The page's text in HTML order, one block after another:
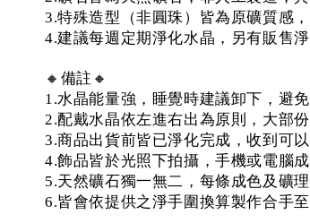
3.特殊造型（非圓珠）皆為原礦質感
4.建議每週定期淨化水晶，另有販售
🔸備註🔸
1.水晶能量強，睡覺時建議卸下，避免
2.配戴水晶依左進右出為原則，大部
3.商品出貨前皆已淨化完成，收到可
4.飾品皆於光照下拍攝，手機或電腦
5.天然礦石獨一無二，每條成色及礦
6.皆會依提供之淨手圍換算製作合手